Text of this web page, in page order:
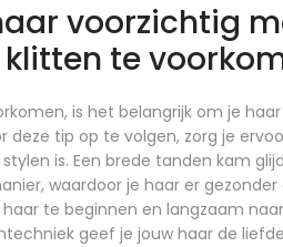
voorzichtig
te
is het belangrijk om je
deze tip op te volgen, zorg je
is. Een brede tanden kam
waardoor je haar er
te beginnen en langzaam
geef je jouw haar de